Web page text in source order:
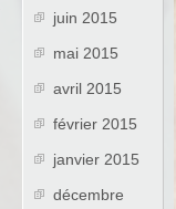
juin 2015
mai 2015
avril 2015
février 2015
janvier 2015
décembre